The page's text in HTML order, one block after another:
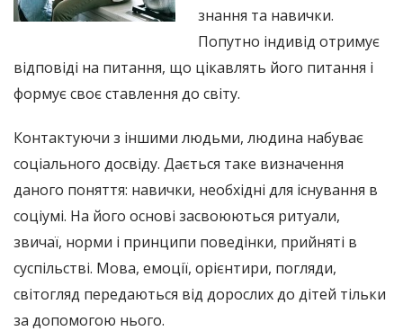
знання та навички.
Попутно індивід отримує
відповіді на питання, що цікавлять його питання і
формує своє ставлення до світу.
Контактуючи з іншими людьми, людина набуває
соціального досвіду. Дається таке визначення
даного поняття: навички, необхідні для існування в
соціумі. На його основі засвоюються ритуали,
звичаї, норми і принципи поведінки, прийняті в
суспільстві. Мова, емоції, орієнтири, погляди,
світогляд передаються від дорослих до дітей тільки
за допомогою нього.